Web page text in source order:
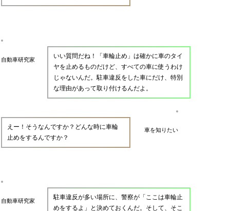
自動車研究家
いい質問だね！「車輪止め」は確かに車のタイ
ヤを止めるものだけど、すべての車に使うわけ
じゃないんだ。駐車違反をした車にだけ、特別
な理由があって取り付けるんだよ。
車を知りたい
えー！そうなんですか？どんな時に車輪
止めをするんですか？
自動車研究家
駐車違反が多い場所に、警察が「ここは車輪止
めをするよ」と決めておくんだ。そして、そこ